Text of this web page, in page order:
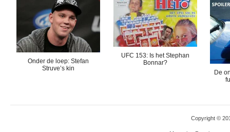
Onder de loep: Stefan
Struve’s kin
UFC 153: Is het Stephan
Bonnar?
De
Copyright ©